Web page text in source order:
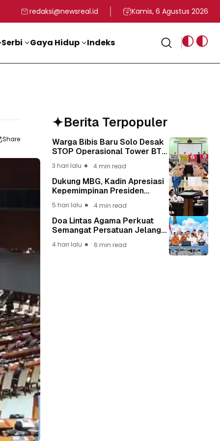
ke-81 Kemerdekaan RI
Kadin Apresiasi Kepemimpinan Presiden Prabowo yang
Staf Khusus Menag RI
redaksi@newsreal.id Kamis, 6 Agustus 2026
Gaya Hidup Indeks
Share
Berita Terpopuler
Warga Bibis Baru Solo Desak
STOP Operasional Tower BTS,
Keselamatan Warga Lebih
Berharga
3 hari lalu 4 min read
Dukung MBG, Kadin Apresiasi
Kepemimpinan Presiden
5 hari lalu 4 min read
Doa Lintas Agama Perkuat
Semangat Persatuan Jelang
4 hari lalu 6 min read